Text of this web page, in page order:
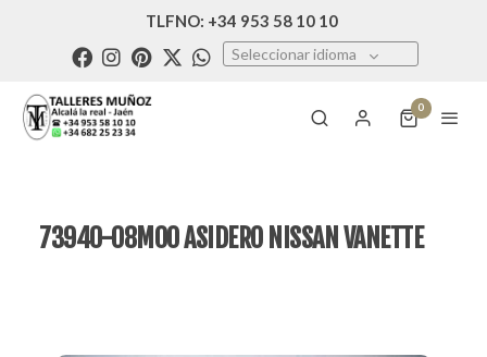
TLFNO: +34 953 58 10 10
Seleccionar idioma
0
73940-08M00 ASIDERO NISSAN VANETTE